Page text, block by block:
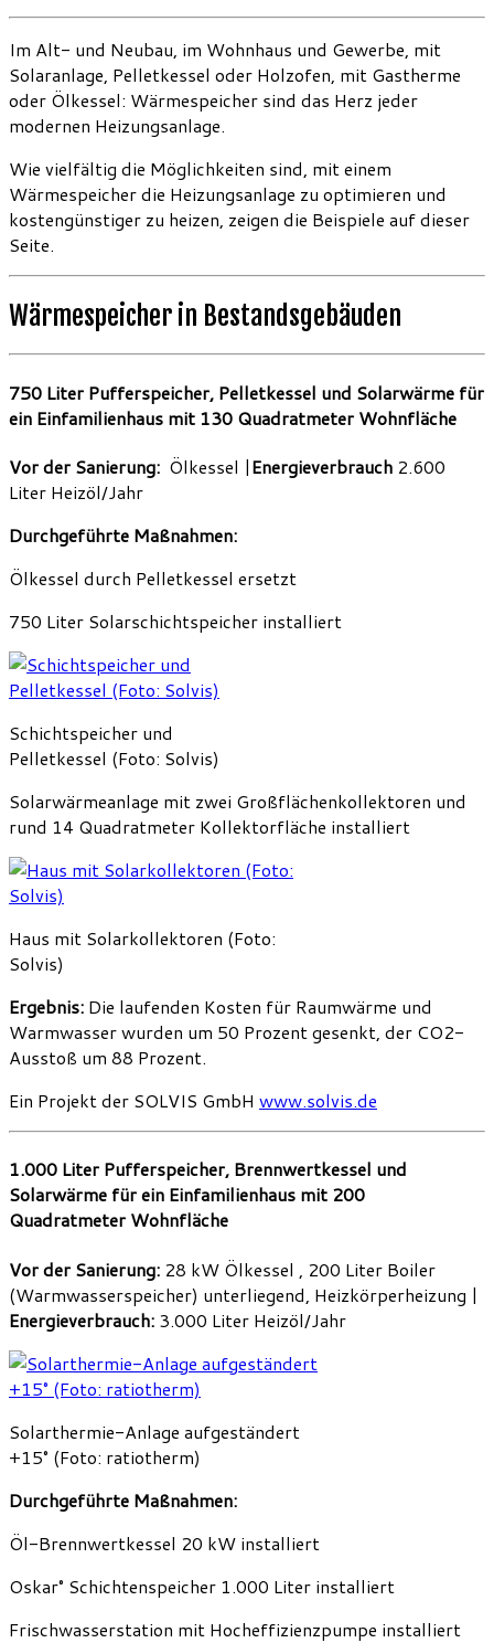
Im Alt- und Neubau, im Wohnhaus und Gewerbe, mit
Solaranlage, Pelletkessel oder Holzofen, mit Gastherme
oder Ölkessel: Wärmespeicher sind das Herz jeder
modernen Heizungsanlage.
Wie vielfältig die Möglichkeiten sind, mit einem
Wärmespeicher die Heizungsanlage zu optimieren und
kostengünstiger zu heizen, zeigen die Beispiele auf dieser
Seite.
Wärmespeicher in Bestandsgebäuden
750 Liter Pufferspeicher, Pelletkessel und Solarwärme für
ein Einfamilienhaus mit 130 Quadratmeter Wohnfläche
Vor der Sanierung: Ölkessel |Energieverbrauch 2.600
Liter Heizöl/Jahr
Durchgeführte Maßnahmen:
Ölkessel durch Pelletkessel ersetzt
750 Liter Solarschichtspeicher installiert
Schichtspeicher und
Pelletkessel (Foto: Solvis)
Solarwärmeanlage mit zwei Großflächenkollektoren und
rund 14 Quadratmeter Kollektorfläche installiert
Haus mit Solarkollektoren (Foto:
Solvis)
Ergebnis: Die laufenden Kosten für Raumwärme und
Warmwasser wurden um 50 Prozent gesenkt, der CO2-
Ausstoß um 88 Prozent.
Ein Projekt der SOLVIS GmbH www.solvis.de
1.000 Liter Pufferspeicher, Brennwertkessel und
Solarwärme für ein Einfamilienhaus mit 200
Quadratmeter Wohnfläche
Vor der Sanierung: 28 kW Ölkessel , 200 Liter Boiler
(Warmwasserspeicher) unterliegend, Heizkörperheizung |
Energieverbrauch: 3.000 Liter Heizöl/Jahr
Solarthermie-Anlage aufgeständert
+15° (Foto: ratiotherm)
Durchgeführte Maßnahmen:
Öl-Brennwertkessel 20 kW installiert
Oskar° Schichtenspeicher 1.000 Liter installiert
Frischwasserstation mit Hocheffizienzpumpe installiert